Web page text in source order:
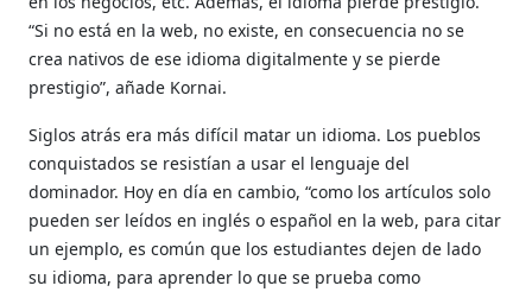
“Si no está en la web, no existe, en consecuencia no se
crea nativos de ese idioma digitalmente y se pierde
prestigio”, añade Kornai.
Siglos atrás era más difícil matar un idioma. Los pueblos
conquistados se resistían a usar el lenguaje del
dominador. Hoy en día en cambio, “como los artículos solo
pueden ser leídos en inglés o español en la web, para citar
un ejemplo, es común que los estudiantes dejen de lado
su idioma, para aprender lo que se prueba como